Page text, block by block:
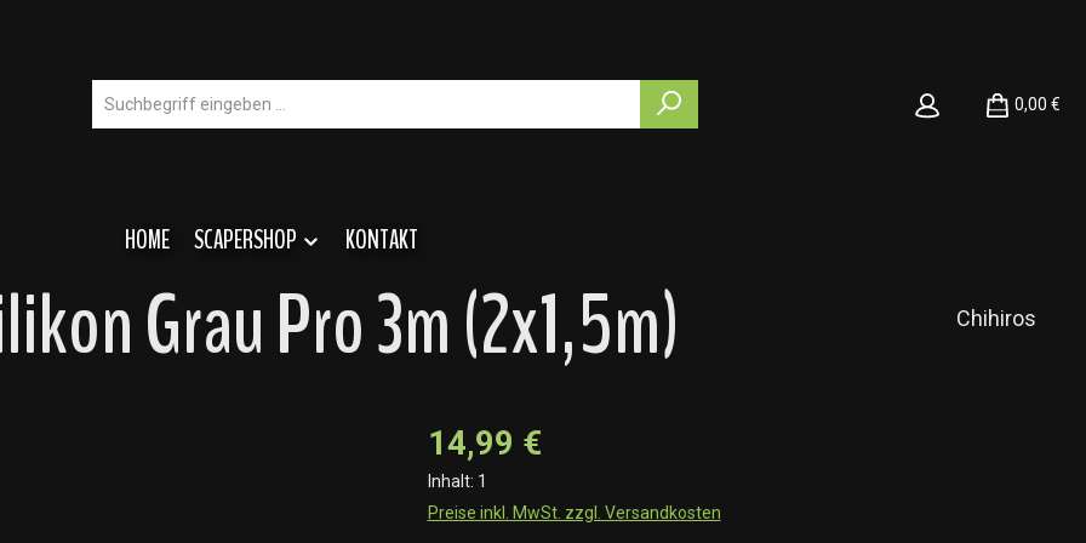
0,00 €
HOME SCAPERSHOP KONTAKT
Grau Pro 3m (2x1,5m) Chihiros
14,99 €
Inhalt: 1
Preise inkl. MwSt. zzgl. Versandkosten